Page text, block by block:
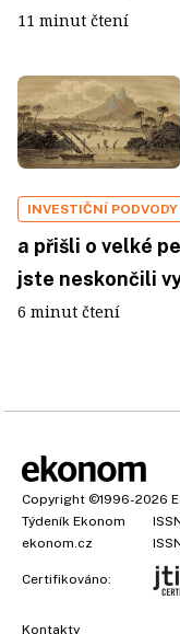
11 minut čtení
INVESTIČNÍ PODVODY
a přišli o velké
jste neskončili
6 minut čtení
Copyright ©1996-2026
Týdeník Ekonom
ekonom.cz
Certifikováno:
Kontakty